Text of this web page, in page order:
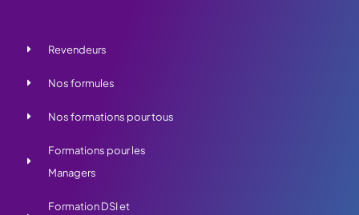
Revendeurs
Nos formules
Nos formations pour tous
Formations pour les
Managers
Formation DSI et